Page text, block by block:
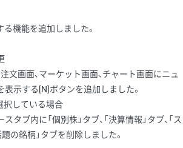
機能を追加しました。
文画面、マーケット画面、チャート画面にニュ
表示する[N]ボタンを追加しました。
択している場合
タブ内に「個別株」タブ、「決算情報」タブ、「ス
題の銘柄」タブを削除しました。